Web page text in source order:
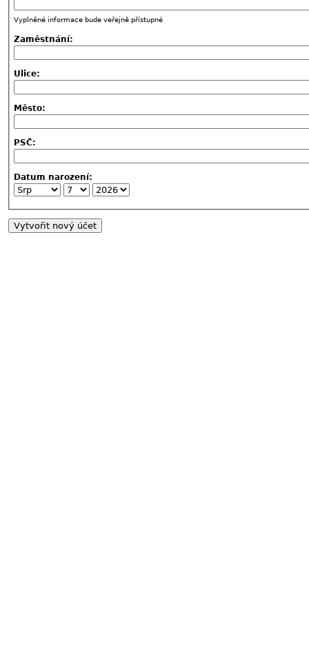
Vyplněné informace bude veřejně přístupné
Zaměstnání:
Ulice:
Město:
PSČ:
Datum narození: